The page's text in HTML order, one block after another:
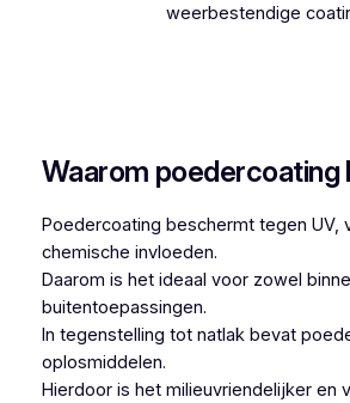
weerbestendige
Waarom poedercoating
Poedercoating beschermt tegen UV,
chemische invloeden.
Daarom is het ideaal voor zowel
buitentoepassingen.
In tegenstelling tot natlak bevat
oplosmiddelen.
Hierdoor is het milieuvriendelijker en